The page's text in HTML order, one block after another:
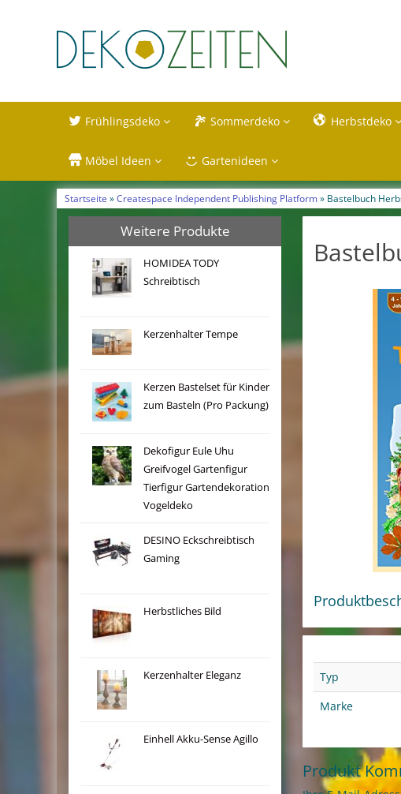
Frühlingsdeko Sommerdeko Herbstdeko
Möbel Ideen Gartenideen
Startseite »Createspace Independent Publishing Platform» Bastelbuch
Weitere Produkte
HOMIDEA TODY
Schreibtisch
Kerzenhalter Tempe
Kerzen Bastelset für Kinder
zum Basteln (Pro Packung)
Dekofigur Eule Uhu
Greifvogel Gartenfigur
Tierfigur Gartendekoration
Vogeldeko
DESINO Eckschreibtisch
Gaming
Herbstliches Bild
Kerzenhalter Eleganz
Einhell Akku-Sense Agillo
Typ
Marke
Produkt